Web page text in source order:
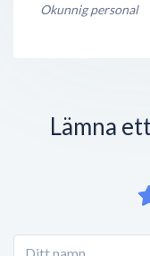
Okunnig personal
Lämna